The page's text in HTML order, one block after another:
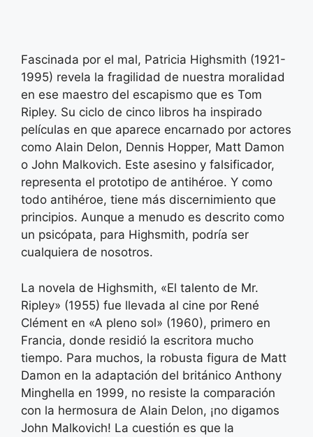
Fascinada por el mal, Patricia Highsmith (1921-
1995) revela la fragilidad de nuestra moralidad
en ese maestro del escapismo que es Tom
Ripley. Su ciclo de cinco libros ha inspirado
películas en que aparece encarnado por actores
como Alain Delon, Dennis Hopper, Matt Damon
o John Malkovich. Este asesino y falsificador,
representa el prototipo de antihéroe. Y como
todo antihéroe, tiene más discernimiento que
principios. Aunque a menudo es descrito como
un psicópata, para Highsmith, podría ser
cualquiera de nosotros.
La novela de Highsmith, «El talento de Mr.
Ripley» (1955) fue llevada al cine por René
Clément en «A pleno sol» (1960), primero en
Francia, donde residió la escritora mucho
tiempo. Para muchos, la robusta figura de Matt
Damon en la adaptación del británico Anthony
Minghella en 1999, no resiste la comparación
con la hermosura de Alain Delon, ¡no digamos
John Malkovich! La cuestión es que la